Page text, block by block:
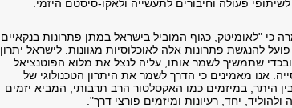
פעולה וחיבורים לתעשייה ולאקו-סיסטם היזמי.
כי "לאומיטק, כגוף המוביל בישראל במתן פתרונות בנקאיים
להנגשת פתרונות אלה לאוכלוסיות מגוונות. לישראל יתרון
שתמשיך לשמר אותו, עליה לנצל את מלוא הפוטנציאל
אנו מאמינים כי הדרך לשמר את היתרון הטכנולוגי של
היתר, במיזמים כמו האקסלטור הרב תרבותי, המביא יזמים
יחד, רעיונות ומיזמים פורצי דרך".